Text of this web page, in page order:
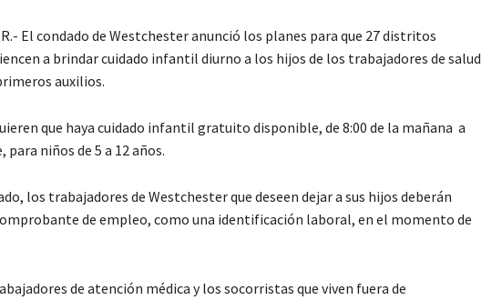
El condado de Westchester anunció los planes para que 27 distritos
a brindar cuidado infantil diurno a los hijos de los trabajadores de salud
auxilios.
que haya cuidado infantil gratuito disponible, de 8:00 de la mañana a
para niños de 5 a 12 años.
los trabajadores de Westchester que deseen dejar a sus hijos deberán
de empleo, como una identificación laboral, en el momento de
de atención médica y los socorristas que viven fuera de